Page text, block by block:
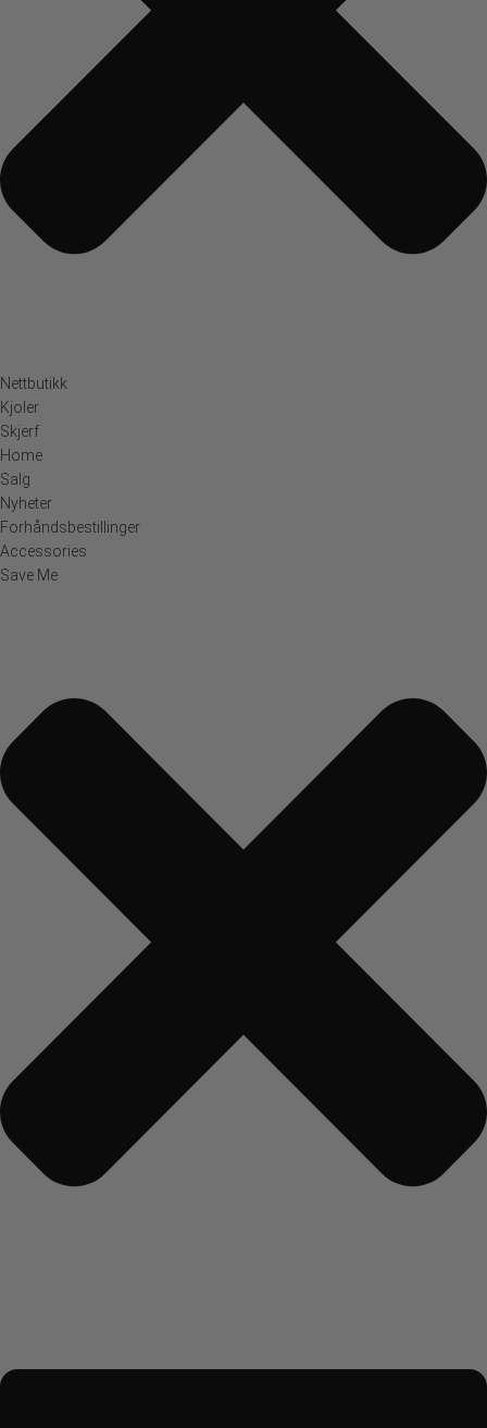
Nettbutikk
Kjoler
Skjerf
Home
Salg
Nyheter
Forhåndsbestillinger
Accessories
Save Me